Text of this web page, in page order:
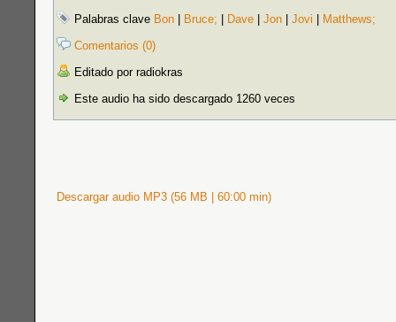
Palabras clave Bon Bruce; Dave Jon Jovi
Matthews;
Comentarios (0)
Editado por radiokras
Este audio ha sido descargado 1260 veces
Descargar audio MP3 (56 MB | 60:00 min)